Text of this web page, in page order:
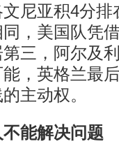
尼亚积4分
，美国队凭
第三，阿尔及
，英格兰最
主动权。
能解决问题